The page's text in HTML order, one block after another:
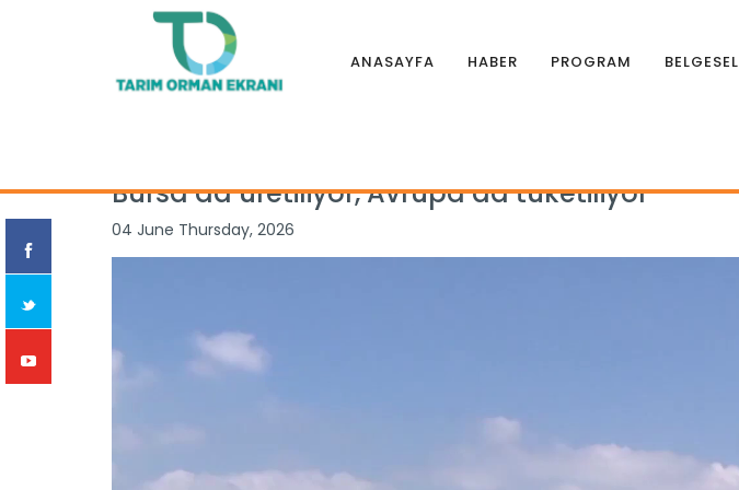
ANASAYFA HABER PROGRAM BELGESEL
Bursa’da üretiliyor, Avrupa’da tüketiliyor
04 June Thursday, 2026